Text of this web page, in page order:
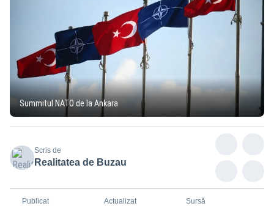
Summitul NATO de la Ankara
Scris de
Realitatea de Buzau
Publicat Actualizat Sursă